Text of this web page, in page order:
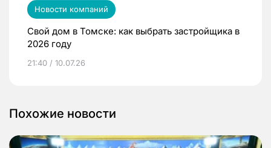
Новости компаний
Свой дом в Томске: как выбрать застройщика в
2026 году
21:40 / 10.07.26
Похожие новости